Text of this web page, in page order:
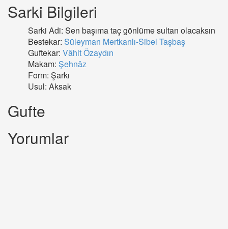
Sarki Bilgileri
Sarki Adi: Sen başıma taç gönlüme sultan olacaksın
Bestekar: Süleyman Mertkanlı-Sibel Taşbaş
Guftekar: Vâhit Özaydın
Makam: Şehnâz
Form: Şarkı
Usul: Aksak
Gufte
Yorumlar